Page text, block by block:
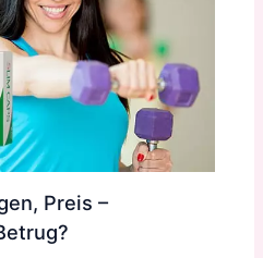
Preis –